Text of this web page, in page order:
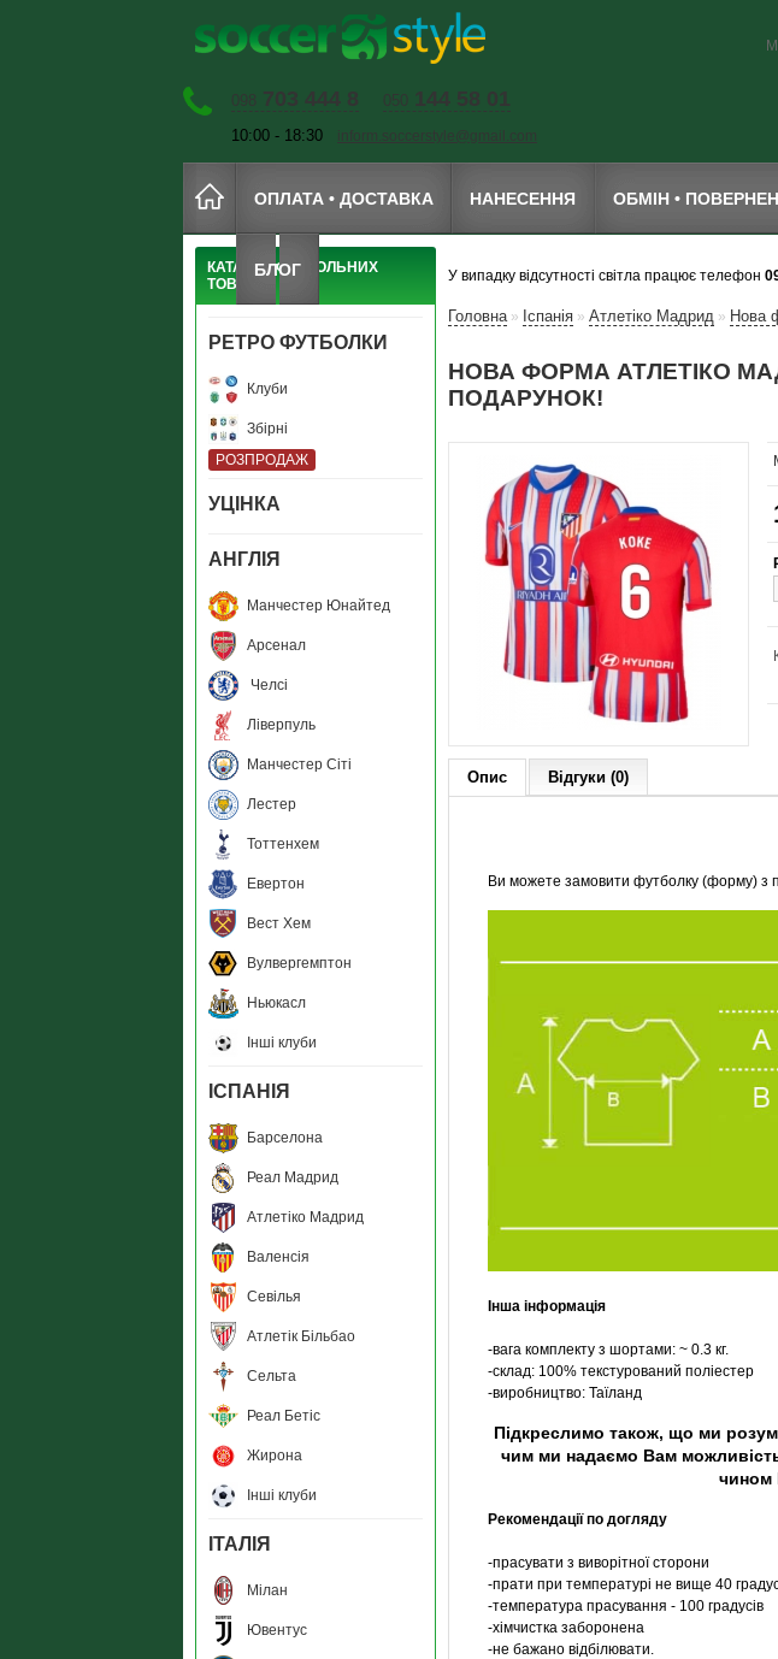
098 703 444 8 050 144 58 01
10:00 - 18:30 inform.soccerstyle@gmail.com
ОПЛАТА • ДОСТАВКА НАНЕСЕННЯ ОБМІН •
БЛОГ
КАТАЛОГ ФУТБОЛЬНИХ
ТОВАРІВ
РЕТРО ФУТБОЛКИ
Клуби
Збірні
РОЗПРОДАЖ
УЦIНКА
АНГЛIЯ
Манчестер Юнайтед
Арсенал
Челсі
Ліверпуль
Манчестер Сіті
Лестер
Тоттенхем
Евертон
Вест Хем
Вулвергемптон
Ньюкасл
Інші клуби
ІСПАНІЯ
Барселона
Реал Мадрид
Атлетіко Мадрид
Валенсія
Севілья
Атлетік Більбао
Сельта
Реал Бетіс
Жирона
Інші клуби
ІТАЛІЯ
Мілан
Ювентус
У випадку відсутності світла працює телефон
Головна » Іспанія » Атлетіко Мадрид » Нова
НОВА ФОРМА АТЛЕТІКО
ПОДАРУНОК!
Опис Відгуки (0)
Ви можете замовити футболку (форму) з
Інша інформація
-вага комплекту з шортами: ~ 0.3 кг.
-склад: 100% текстурований поліестер
-виробництво: Таїланд
Підкреслимо також, що ми
чим ми надаємо Вам
чином
Рекомендації по догляду
-прасувати з виворітної сторони
-прати при температурі не вище 40
-температура прасування - 100 градусів
-хімчистка заборонена
-не бажано відбілювати.